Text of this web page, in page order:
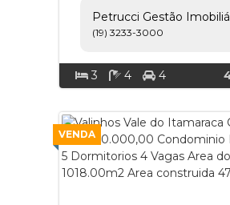
uma localização priv...
Gestão Imobiliária
Petrucci Gestão
(19) 3233-3000
3 4 4
VENDA